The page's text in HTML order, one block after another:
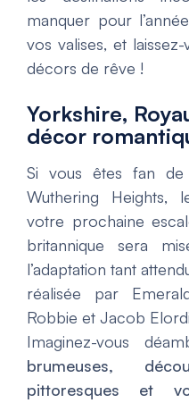
manquer pour
vos valises, et
décors de rêve !
Yorkshire,
décor
Si vous êtes fan de
Wuthering Heights,
votre prochaine
britannique sera
l’adaptation tant
réalisée par
Robbie et Jacob
Imaginez-vous
brumeuses,
pittoresques et